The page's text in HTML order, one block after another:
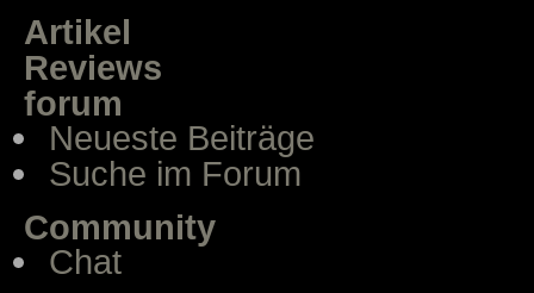
Artikel
Reviews
forum
Neueste Beiträge
Suche im Forum
Community
Chat